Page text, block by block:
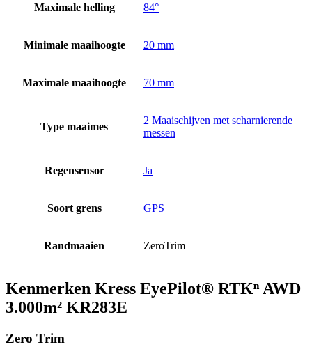
Maximale helling 84°
Minimale maaihoogte 20 mm
Maximale maaihoogte 70 mm
Type maaimes
2 Maaischijven met scharnierende
messen
Regensensor Ja
Soort grens GPS
Randmaaien ZeroTrim
Kenmerken Kress EyePilot® RTKⁿ AWD
3.000m² KR283E
Zero Trim